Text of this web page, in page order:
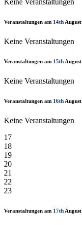
Keine Veranstaltungen
Veranstaltungen am 14th August
Keine Veranstaltungen
Veranstaltungen am 15th August
Keine Veranstaltungen
Veranstaltungen am 16th August
Keine Veranstaltungen
17
18
19
20
21
22
23
Veranstaltungen am 17th August